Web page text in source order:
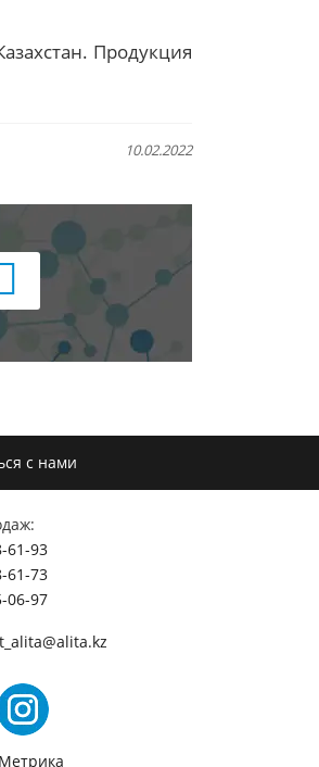
Продукция
10.02.2022
с нами
61-93
61-73
06-97